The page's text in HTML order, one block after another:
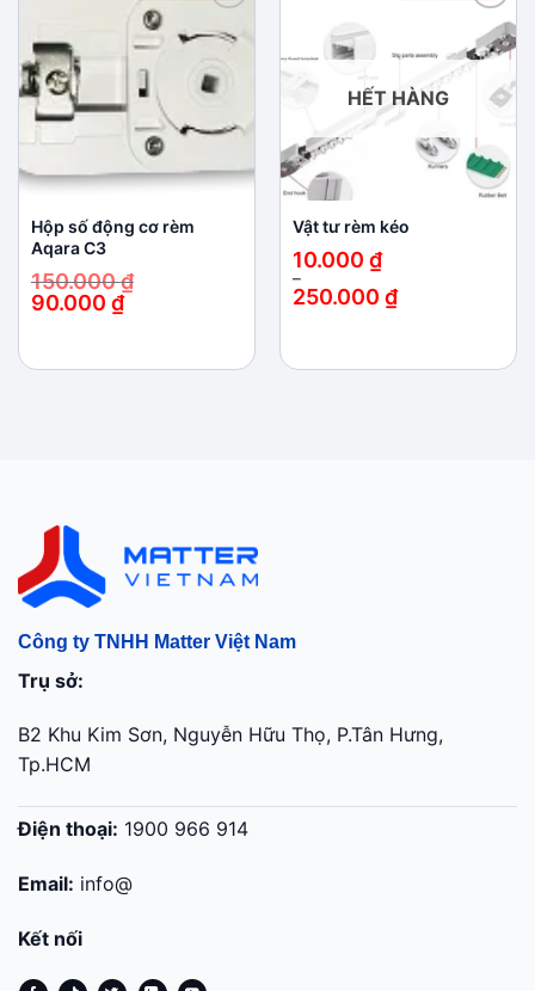
wishlist
Hộp số động cơ rèm
Aqara C3
150.000₫
150.000 ₫.
90.000 ₫
là:
Add to
wishlist
HẾT HÀNG
Vật tư rèm kéo
10.000 ₫
–
250.000 ₫
đến
Công ty TNHH Matter Việt Nam
Trụ sở:
B2 Khu Kim Sơn, Nguyễn Hữu Thọ, P.Tân Hưng,
Tp.HCM
Điện thoại: 1900 966 914
Email: info@
Kết nối